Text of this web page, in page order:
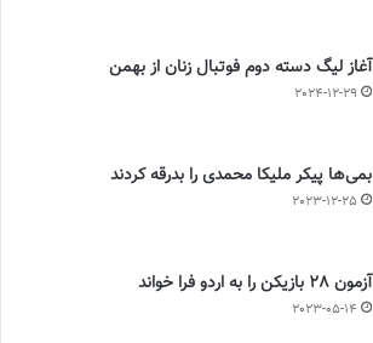
آغاز لیگ دسته دوم فوتبال زنان از بهمن
2024-12-29
بمی‌ها پیکر ملیکا محمدی را بدرقه کردند
2023-12-25
آزمون 28 بازیکن را به اردو فرا خواند
2023-05-14